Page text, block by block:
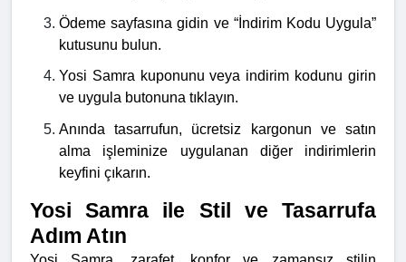
Ödeme sayfasına gidin ve “İndirim Kodu Uygula”
kutusunu bulun.
Yosi Samra kuponunu veya indirim kodunu girin
ve uygula butonuna tıklayın.
Anında tasarrufun, ücretsiz kargonun ve satın
alma işleminize uygulanan diğer indirimlerin
keyfini çıkarın.
Yosi Samra ile Stil ve Tasarrufa
Adım Atın